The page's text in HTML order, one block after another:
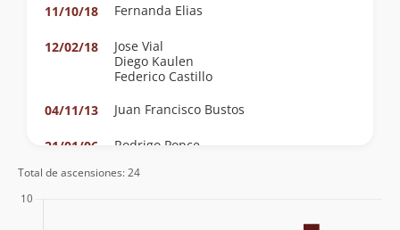
11/10/18
Fernanda Elias
12/02/18
Jose Vial
Diego Kaulen
Federico Castillo
04/11/13
Juan Francisco Bustos
21/01/06 Rodrigo Ponce
Total de ascensiones: 24